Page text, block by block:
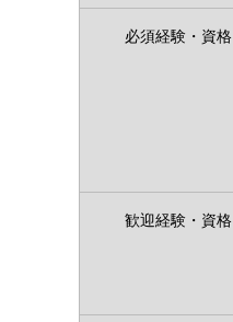
必須経験・資格
歓迎経験・資格